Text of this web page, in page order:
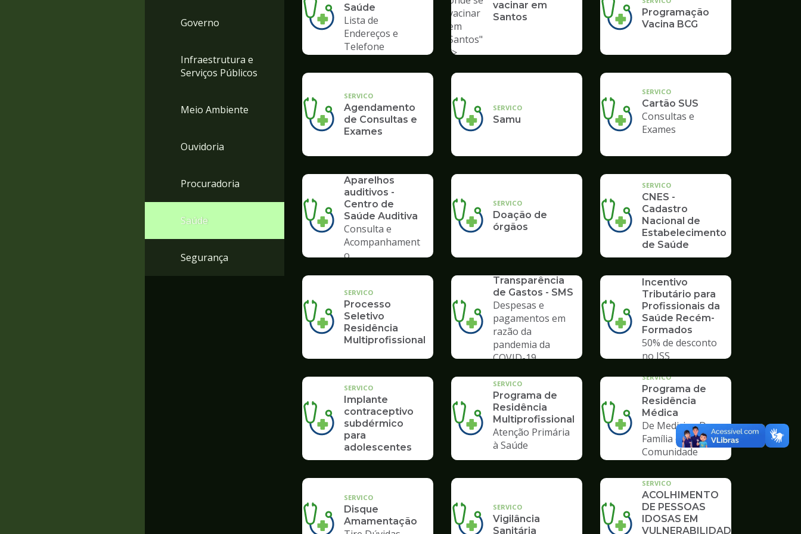
Governo
Infraestrutura e
Serviços Públicos
Meio Ambiente
Ouvidoria
Procuradoria
Saúde
Segurança
Saúde
Lista de
Endereços e
Telefone
vacinar
em
Santos"
/>
vacinar em
Santos
Programação
Vacina BCG
SERVICO
Agendamento
de Consultas e
Exames
SERVICO
Samu
SERVICO
Cartão SUS
Consultas e
Exames
Aparelhos
auditivos -
Centro de
Saúde Auditiva
Consulta e
Acompanhament
o
SERVICO
Doação de
órgãos
SERVICO
CNES -
Cadastro
Nacional de
Estabelecimento
de Saúde
SERVICO
Processo
Seletivo
Residência
Multiprofissional
Transparência
de Gastos - SMS
Despesas e
pagamentos em
razão da
pandemia da
COVID-19
Incentivo
Tributário para
Profissionais da
Saúde Recém-
Formados
50% de desconto
no ISS
SERVICO
Implante
contraceptivo
subdérmico
para
adolescentes
SERVICO
Programa de
Residência
Multiprofissional
Atenção Primária
à Saúde
SERVICO
Programa de
Residência
Médica
De Medicina De
Família e
Comunidade
SERVICO
Disque
Amamentação
SERVICO
Vigilância
Sanitária
SERVICO
ACOLHIMENTO
DE PESSOAS
IDOSAS EM
VULNERABILIDADE